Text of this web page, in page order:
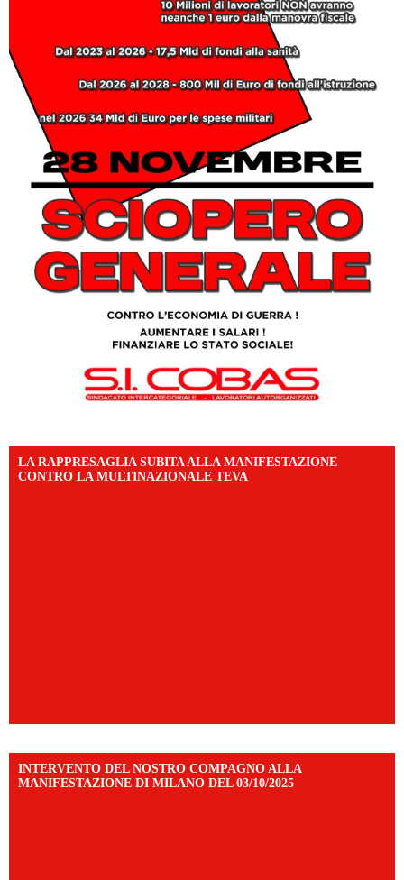
LA RAPPRESAGLIA SUBITA ALLA MANIFESTAZIONE
CONTRO LA MULTINAZIONALE TEVA
INTERVENTO DEL NOSTRO COMPAGNO ALLA
MANIFESTAZIONE DI MILANO DEL 03/10/2025